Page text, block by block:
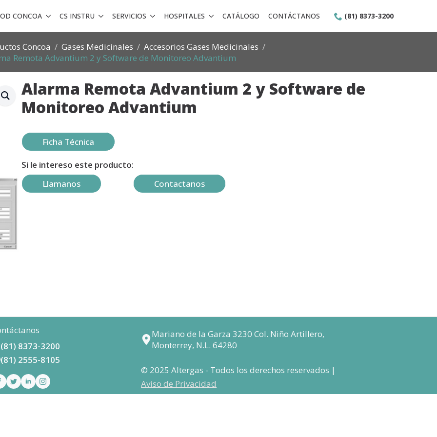
CONCOA CS INSTRU SERVICIOS HOSPITALES CATÁLOGO CONTÁCTANOS (81) 8373-3200
Concoa Gases Medicinales
Accesorios Gases Medicinales
Remota Advantium 2 y Software de Monitoreo Advantium
Alarma Remota Advantium 2 y Software de
Monitoreo Advantium
Ficha Técnica
Si le intereso este producto:
Llamanos
Contactanos
(81) 8373-3200
(81) 2555-8105
Mariano de la Garza 3230 Col. Niño Artillero,
Monterrey, N.L. 64280
© 2025 Altergas - Todos los derechos reservados |
Aviso de Privacidad